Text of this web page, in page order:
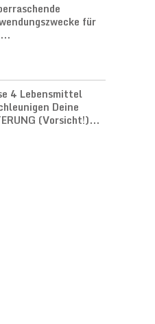
für
4 Lebensmittel
Deine
(Vorsicht!)...